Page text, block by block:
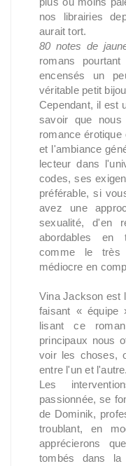
nos librairies
aurait tort.
80 notes de
romans
encensés un
véritable petit
Cependant, il est
savoir que
romance
et l'ambiance
lecteur dans
codes, ses
préférable, si
avez une
sexualité, d'en
abordables en
comme le très
médiocre en
Vina Jackson est
faisant « équipe
lisant ce
principaux nous
voir les choses,
entre l'un et l'autre.
Les
passionnée, se
de Dominik,
troublant, en
apprécierons
tombés dans